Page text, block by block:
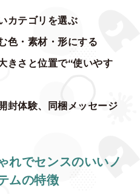
カテゴリを選ぶ
色・素材・形にする
きさと位置で“使いやす
封体験、同梱メッセージ
れでセンスのいいノ
ムの特徴